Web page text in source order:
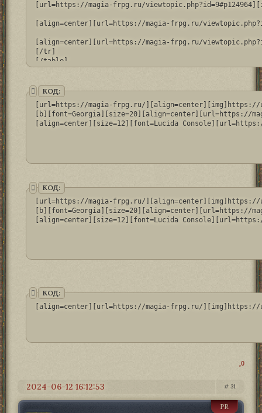
[url=https://magia-frpg.ru/
[align=center][url=https://magia-frpg.ru/
[align=center][url=https://magia-frpg.ru/
[/tr]
[/table]
КОД:
[url=https://magia-frpg.ru/
[b][font=Georgia][size=20][align=center][url=https://
[align=center][size=12][font=Lucida
КОД:
[url=https://magia-frpg.ru/
[b][font=Georgia][size=20][align=center][url=https://
[align=center][size=12][font=Lucida
КОД:
[align=center][url=https://magia-frpg.ru/][img]https://
0
31
2024-06-12 16:12:53
PR